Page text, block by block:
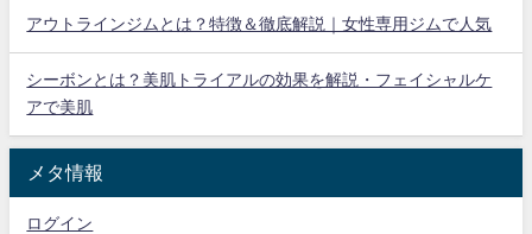
アウトラインジムとは？特徴＆徹底解説｜女性専用ジムで人気
シーボンとは？美肌トライアルの効果を解説・フェイシャルケ
アで美肌
メタ情報
ログイン